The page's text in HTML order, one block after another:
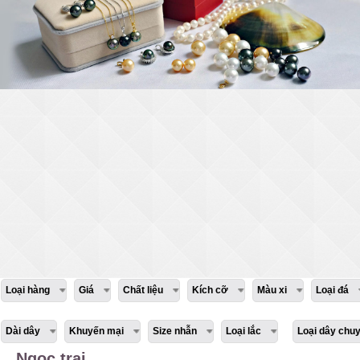
Loại hàng Giá Chất liệu Kích cỡ Màu xi Loại đá
Dài dây Khuyến mại Size nhẫn Loại lắc Loại dây